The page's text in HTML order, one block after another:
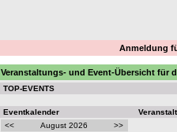
Anmeldung
Veranstaltungs- und Event-Übersicht für
TOP-EVENTS
Eventkalender
<<
August 2026
>>